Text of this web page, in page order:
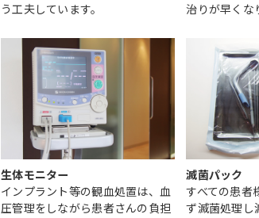
う工夫しています。
治りが早くな
生体モニター
インプラント等の観血処置は、血
圧管理をしながら患者さんの負担
滅菌パック
すべての患者
ず滅菌処理し